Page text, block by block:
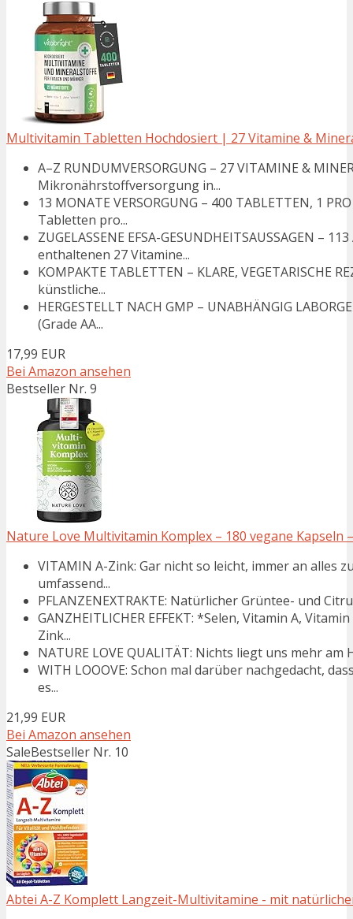
Multivitamin Tabletten Hochdosiert | 27 Vitamine &
A–Z RUNDUMVERSORGUNG – 27 VITAMINE &
Mikronährstoffversorgung in...
13 MONATE VERSORGUNG – 400 TABLETTEN, 1
Tabletten pro...
ZUGELASSENE EFSA-GESUNDHEITSAUSSAGEN –
enthaltenen 27 Vitamine...
KOMPAKTE TABLETTEN – KLARE,
künstliche...
HERGESTELLT NACH GMP – UNABHÄNGIG
(Grade AA...
17,99 EUR
Bei Amazon ansehen
Bestseller Nr. 9
Nature Love Multivitamin Komplex – 180 vegane Kapseln
VITAMIN A-Zink: Gar nicht so leicht, immer an alles
umfassend...
PFLANZENEXTRAKTE: Natürlicher Grüntee- und
GANZHEITLICHER EFFEKT: *Selen, Vitamin A,
Zink...
NATURE LOVE QUALITÄT: Nichts liegt uns mehr
WITH LOOOVE: Schon mal darüber nachgedacht,
es...
21,99 EUR
Bei Amazon ansehen
SaleBestseller Nr. 10
Abtei A-Z Komplett Langzeit-Multivitamine - mit